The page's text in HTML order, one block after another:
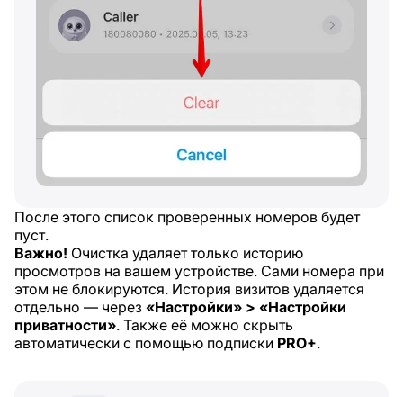
После этого список проверенных номеров будет
пуст.
Важно! Очистка удаляет только историю
просмотров на вашем устройстве. Сами номера при
этом не блокируются. История визитов удаляется
отдельно — через «Настройки» > «Настройки
приватности». Также её можно скрыть
автоматически с помощью подписки PRO+.